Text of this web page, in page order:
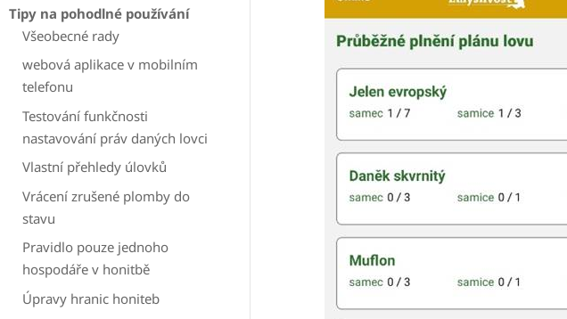
Tipy na pohodlné používání
Všeobecné rady
webová aplikace v mobilním
telefonu
Testování funkčnosti
nastavování práv daných lovci
Vlastní přehledy úlovků
Vrácení zrušené plomby do
stavu
Pravidlo pouze jednoho
hospodáře v honitbě
Úpravy hranic honiteb